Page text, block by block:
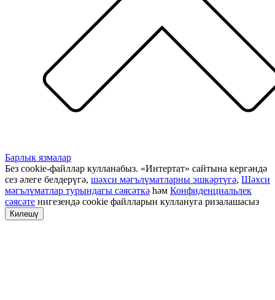
Барлык язмалар
Без cookie-файллар кулланабыз. «Интертат» сайтына кергәндә
сез әлеге белдерүгә, шәхси мәгълүматларны эшкәртүгә, Шәхси
мәгълүматлар турындагы сәясәткә һәм Конфиденциальлек
сәясәте нигезендә cookie файлларын куллануга ризалашасыз
Килешү